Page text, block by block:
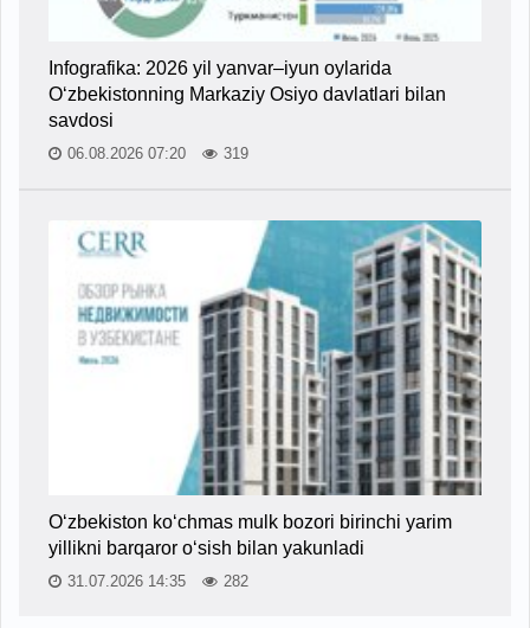
Infografika: 2026 yil yanvar–iyun oylarida
O‘zbekistonning Markaziy Osiyo davlatlari bilan
savdosi
06.08.2026 07:20 319
O‘zbekiston ko‘chmas mulk bozori birinchi yarim
yillikni barqaror o‘sish bilan yakunladi
31.07.2026 14:35 282